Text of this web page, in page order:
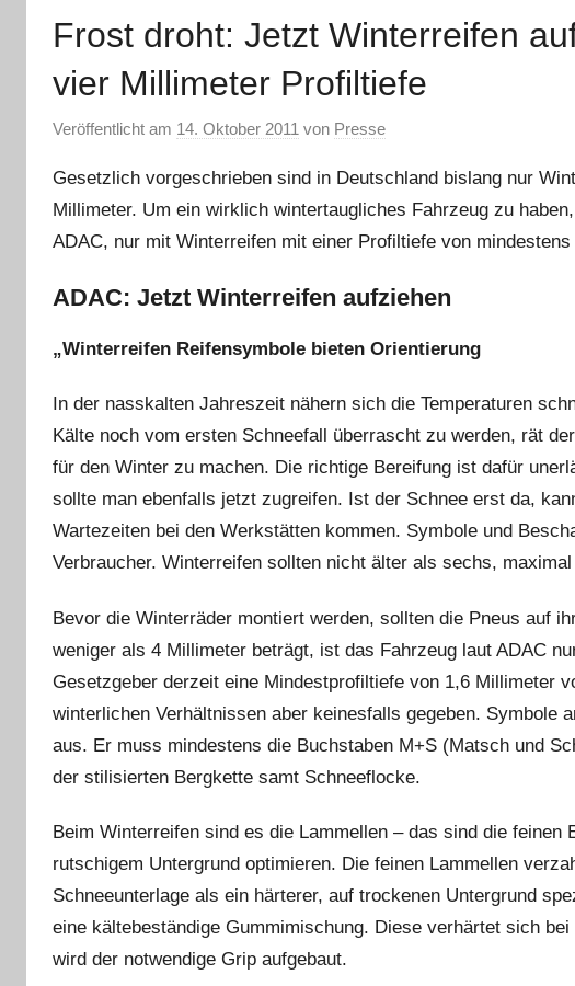
Frost droht: Jetzt Winterreifen
vier Millimeter Profiltiefe
Veröffentlicht am 14. Oktober 2011 von Presse
Gesetzlich vorgeschrieben sind in Deutschland bislang nur
Millimeter. Um ein wirklich wintertaugliches Fahrzeug zu
ADAC, nur mit Winterreifen mit einer Profiltiefe von
ADAC: Jetzt Winterreifen aufziehen
„Winterreifen Reifensymbole bieten Orientierung
In der nasskalten Jahreszeit nähern sich die Temperaturen
Kälte noch vom ersten Schneefall überrascht zu werden, rät
für den Winter zu machen. Die richtige Bereifung ist dafür
sollte man ebenfalls jetzt zugreifen. Ist der Schnee erst da,
Wartezeiten bei den Werkstätten kommen. Symbole und
Verbraucher. Winterreifen sollten nicht älter als sechs,
Bevor die Winterräder montiert werden, sollten die Pneus auf
weniger als 4 Millimeter beträgt, ist das Fahrzeug laut ADAC
Gesetzgeber derzeit eine Mindestprofiltiefe von 1,6 Millimeter
winterlichen Verhältnissen aber keinesfalls gegeben. Symbole
aus. Er muss mindestens die Buchstaben M+S (Matsch und
der stilisierten Bergkette samt Schneeflocke.
Beim Winterreifen sind es die Lammellen – das sind die feinen
rutschigem Untergrund optimieren. Die feinen Lammellen
Schneeunterlage als ein härterer, auf trockenen Untergrund
eine kältebeständige Gummimischung. Diese verhärtet sich
wird der notwendige Grip aufgebaut.